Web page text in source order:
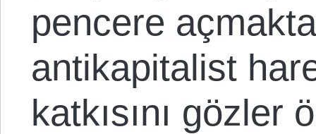
pencere
antikapitalist
katkısını gözler